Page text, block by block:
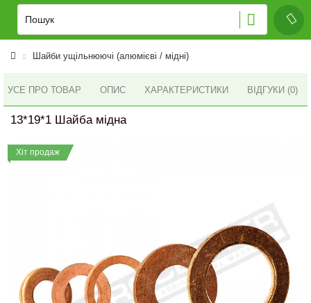
Шайби ущільнюючі (алюмієві / мідні)
УСЕ ПРО ТОВАР ОПИС ХАРАКТЕРИСТИКИ ВІДГУКИ (0)
13*19*1 Шайба мідна
Хіт продаж